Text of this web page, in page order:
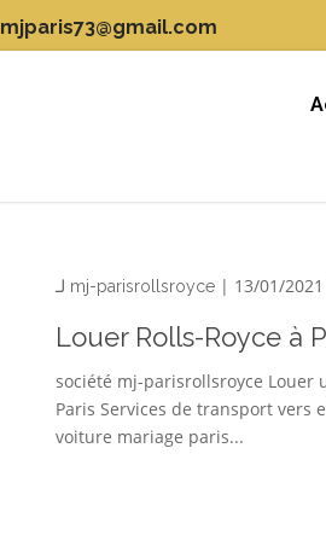
mjparis73@gmail.com
mj-parisrollsroyce | 13/01/
Louer Rolls-Royce à
société mj-parisrollsroyce Louer
Paris Services de transport vers
voiture mariage paris...